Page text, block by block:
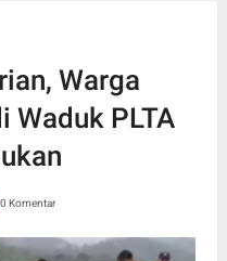
Warga
Waduk PLTA
0 Komentar